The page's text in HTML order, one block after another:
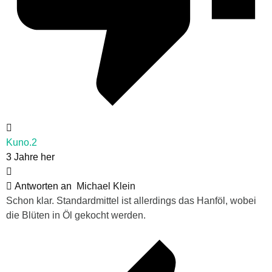
Kuno.2
3 Jahre her
Antworten an
Michael Klein
Schon klar. Standardmittel ist allerdings das Hanföl, wobei
die Blüten in Öl gekocht werden.